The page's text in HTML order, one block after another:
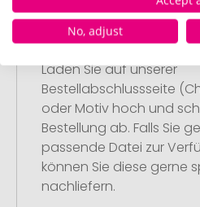
Schritt 2:
Upload Ihres Logos oder
Laden Sie auf unserer
Bestellabschlussseite
oder Motiv hoch und
Bestellung ab. Falls Sie
passende Datei zur
können Sie diese gerne
nachliefern.
No, adjust